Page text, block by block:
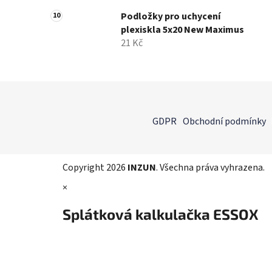
Podložky pro uchycení
plexiskla 5x20 New Maximus
21 Kč
GDPR Obchodní podmínky
Copyright 2026 INZUN. Všechna práva vyhrazena.
×
Splátková kalkulačka ESSOX